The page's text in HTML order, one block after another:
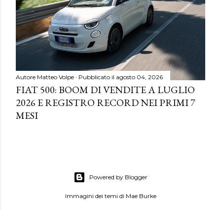
Autore Matteo Volpe Pubblicato il agosto 04, 2026
FIAT 500: BOOM DI VENDITE A LUGLIO
2026 E REGISTRO RECORD NEI PRIMI 7
MESI
Powered by Blogger
Immagini dei temi di Mae Burke